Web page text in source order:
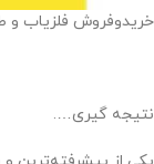
خریدوفروش فلزیاب و
نتیجه گیری….